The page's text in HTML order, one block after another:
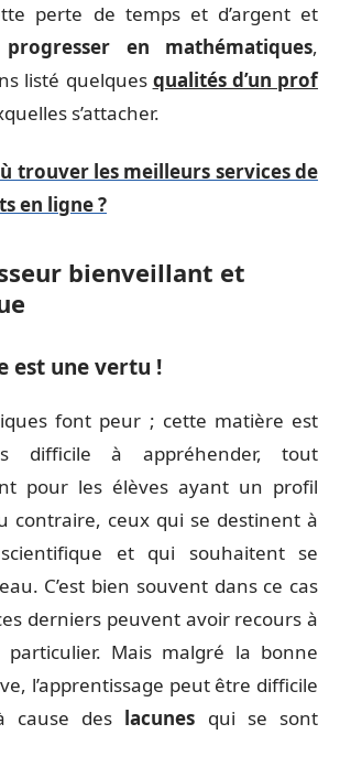
perte de temps et d’argent et
progresser en mathématiques,
listé quelques qualités d’un prof
s’attacher.
trouver les meilleurs services de
en ligne ?
bienveillant et
est une vertu !
font peur ; cette matière est
difficile à appréhender, tout
pour les élèves ayant un profil
contraire, ceux qui se destinent à
et qui souhaitent se
C’est bien souvent dans ce cas
derniers peuvent avoir recours à
Mais malgré la bonne
l’apprentissage peut être difficile
cause des lacunes qui se sont